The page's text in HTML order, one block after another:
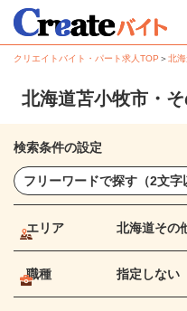
クリエイトバイト・パート求人TOP ＞北海
北海道苫小牧市・
検索条件の設定
エリア 北海道その
職種 指定しない